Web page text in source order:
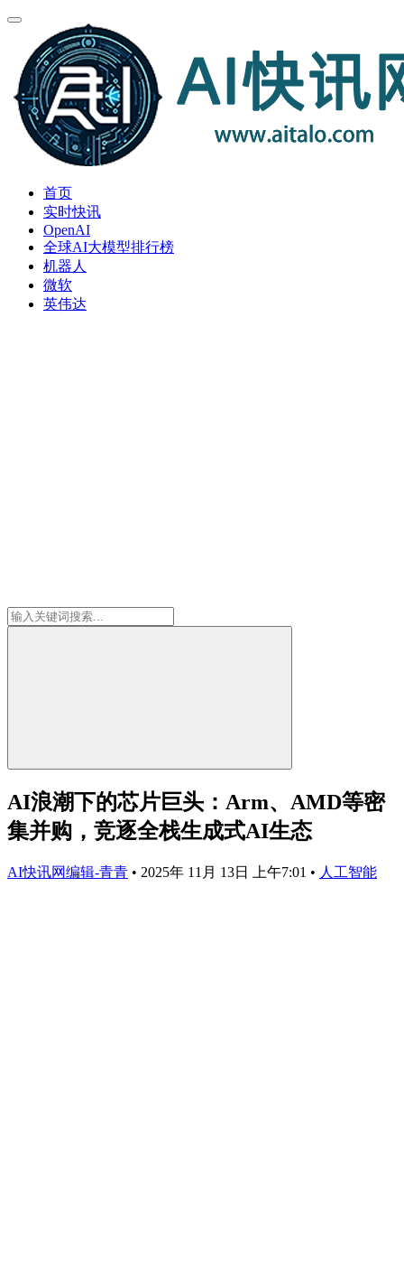
首页
实时快讯
OpenAI
全球AI大模型排行榜
机器人
微软
英伟达
AI浪潮下的芯片巨头：Arm、AMD等密
集并购，竞逐全栈生成式AI生态
AI快讯网编辑-青青 • 2025年 11月 13日 上午7:01 • 人工智能